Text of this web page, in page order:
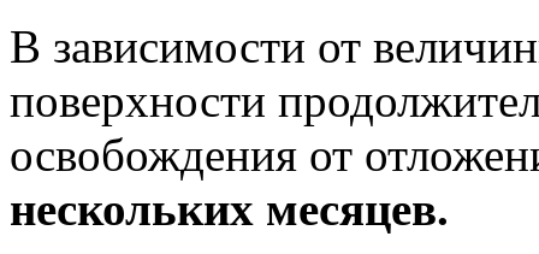
В зависимости от
поверхности
освобождения от
нескольких месяцев.